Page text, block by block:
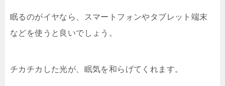
眠るのがイヤなら、スマートフォンやタブレット端末
などを使うと良いでしょう。
チカチカした光が、眠気を和らげてくれます。